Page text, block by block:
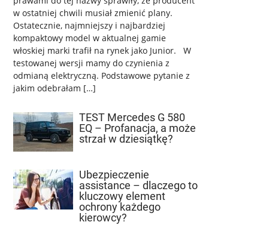
w ostatniej chwili musiał zmienić plany.
Ostatecznie, najmniejszy i najbardziej
kompaktowy model w aktualnej gamie
włoskiej marki trafił na rynek jako Junior. W
testowanej wersji mamy do czynienia z
odmianą elektryczną. Podstawowe pytanie z
jakim odebrałam […]
TEST Mercedes G 580
EQ – Profanacja, a może
strzał w dziesiątkę?
Ubezpieczenie
assistance – dlaczego to
kluczowy element
ochrony każdego
kierowcy?